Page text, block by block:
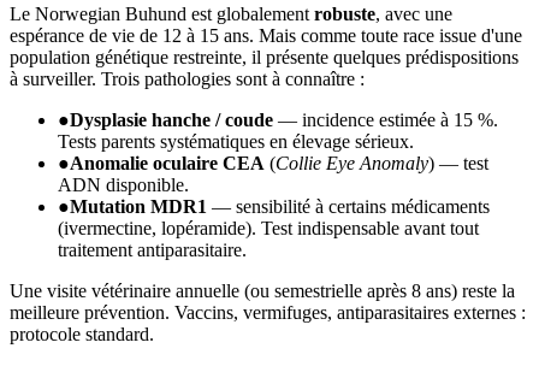
Le Norwegian Buhund est globalement robuste, avec une
espérance de vie de 12 à 15 ans. Mais comme toute race issue d'une
population génétique restreinte, il présente quelques prédispositions
à surveiller. Trois pathologies sont à connaître :
●Dysplasie hanche / coude — incidence estimée à 15 %.
Tests parents systématiques en élevage sérieux.
●Anomalie oculaire CEA (Collie Eye Anomaly) — test
ADN disponible.
●Mutation MDR1 — sensibilité à certains médicaments
(ivermectine, lopéramide). Test indispensable avant tout
traitement antiparasitaire.
Une visite vétérinaire annuelle (ou semestrielle après 8 ans) reste la
meilleure prévention. Vaccins, vermifuges, antiparasitaires externes :
protocole standard.